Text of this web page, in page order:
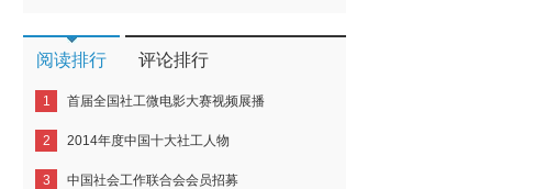
阅读排行 评论排行
1 首届全国社工微电影大赛视频展播
2 2014年度中国十大社工人物
3 中国社会工作联合会会员招募